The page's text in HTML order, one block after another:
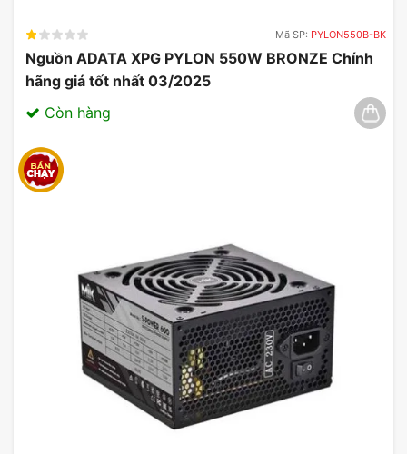
Mã SP: PYLON550B-BK
Nguồn ADATA XPG PYLON 550W BRONZE Chính
hãng giá tốt nhất 03/2025
Còn hàng